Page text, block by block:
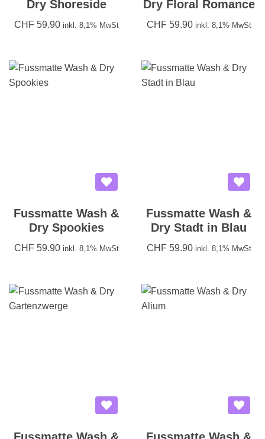
Dry Shoreside
CHF59.90 inkl. 8,1% MwSt
Dry Floral Romance
CHF59.90 inkl. 8,1% MwSt
Fussmatte Wash &
Dry Spookies
CHF59.90 inkl. 8,1% MwSt
Fussmatte Wash &
Dry Stadt in Blau
CHF59.90 inkl. 8,1% MwSt